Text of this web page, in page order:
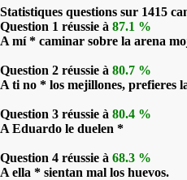
Statistiques questions sur 1415
Question 1 réussie à 87.1 %
A mí * caminar sobre la arena
Question 2 réussie à 80.7 %
A ti no * los mejillones, prefieres
Question 3 réussie à 80.4 %
A Eduardo le duelen *
Question 4 réussie à 68.3 %
A ella * sientan mal los huevos.